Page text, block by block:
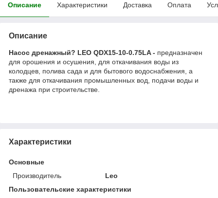
Описание Характеристики Доставка Оплата
Описание
Насос дренажный? LEO QDX15-10-0.75LA - предназначен
для орошения и осушения, для откачивания воды из
колодцев, полива сада и для бытового водоснабжения, а
также для откачивания промышленных вод, подачи воды и
дренажа при строительстве.
Характеристики
Основные
Производитель
Leo
Пользовательские характеристики